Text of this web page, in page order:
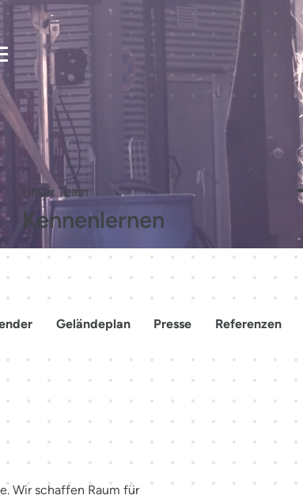
Veranstalten
Unser Team
Kennenlernen
Geländeplan Presse Referenzen
Wir schaffen Raum für